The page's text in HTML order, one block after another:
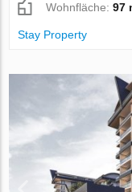
Wohnfläche:97
Stay Property